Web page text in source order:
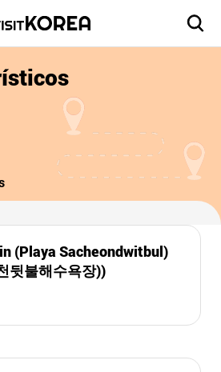
(Playa Sacheondwitbul)
뒷불해수욕장))